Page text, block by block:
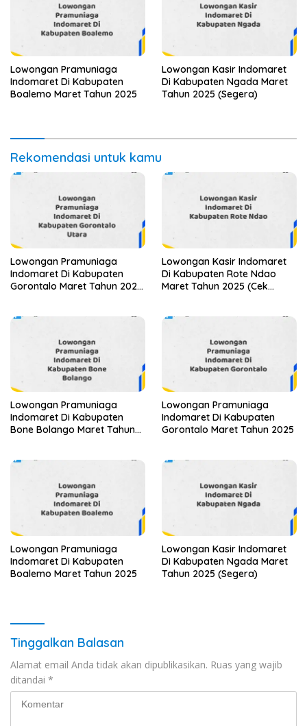
Lowongan Pramuniaga
Indomaret Di Kabupaten
Boalemo Maret Tahun 2025
Lowongan Kasir Indomaret
Di Kabupaten Ngada Maret
Tahun 2025 (Segera)
Rekomendasi untuk kamu
Lowongan Pramuniaga
Indomaret Di Kabupaten
Gorontalo Maret Tahun 2025
Lowongan Kasir Indomaret
Di Kabupaten Rote Ndao
Maret Tahun 2025 (Cek
Lowongan Pramuniaga
Indomaret Di Kabupaten
Bone Bolango Maret Tahun
Lowongan Pramuniaga
Indomaret Di Kabupaten
Gorontalo Maret Tahun 2025
Lowongan Pramuniaga
Indomaret Di Kabupaten
Boalemo Maret Tahun 2025
Lowongan Kasir Indomaret
Di Kabupaten Ngada Maret
Tahun 2025 (Segera)
Tinggalkan Balasan
Alamat email Anda tidak akan dipublikasikan. Ruas yang wajib
ditandai *